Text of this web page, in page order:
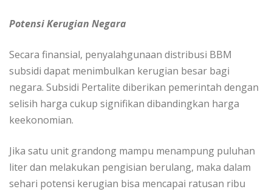
Potensi Kerugian Negara
Secara finansial, penyalahgunaan distribusi BBM
subsidi dapat menimbulkan kerugian besar bagi
negara. Subsidi Pertalite diberikan pemerintah dengan
selisih harga cukup signifikan dibandingkan harga
keekonomian.
Jika satu unit grandong mampu menampung puluhan
liter dan melakukan pengisian berulang, maka dalam
sehari potensi kerugian bisa mencapai ratusan ribu